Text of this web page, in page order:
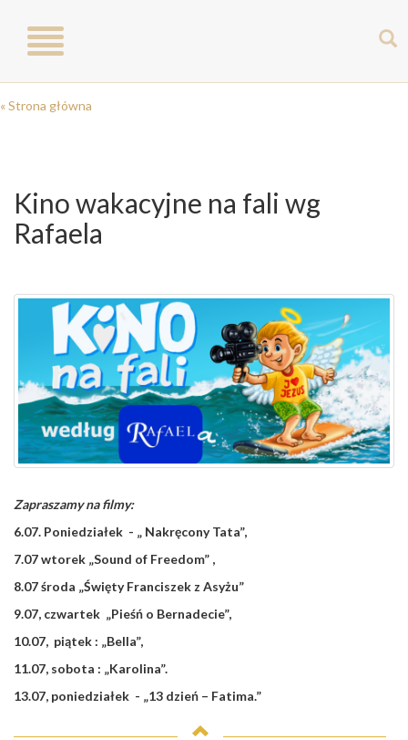
Toggle
navigation
« Strona główna
Kino wakacyjne na fali wg
Rafaela
Zapraszamy na filmy:
6.07. Poniedziałek - „ Nakręcony Tata”,
7.07wtorek „Sound of Freedom” ,
8.07środa „Święty Franciszek z Asyżu”
9.07, czwartek „Pieśń o Bernadecie”,
10.07, piątek : „Bella”,
11.07, sobota : „Karolina”.
13.07, poniedziałek - „13 dzień – Fatima.”